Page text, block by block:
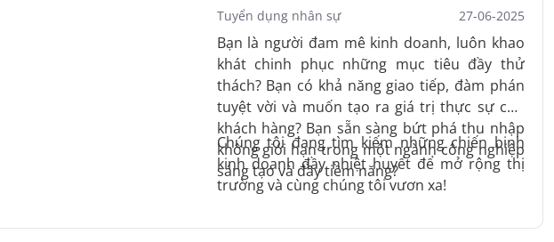
Tuyển dụng nhân sự 27-06-2025
Bạn là người đam mê kinh doanh, luôn khao
khát chinh phục những mục tiêu đầy thử
thách? Bạn có khả năng giao tiếp, đàm phán
tuyệt vời và muốn tạo ra giá trị thực sự cho
khách hàng? Bạn sẵn sàng bứt phá thu nhập
không giới hạn trong một ngành công nghiệp
sáng tạo và đầy tiềm năng?
Chúng tôi đang tìm kiếm những chiến binh
kinh doanh đầy nhiệt huyết để mở rộng thị
trường và cùng chúng tôi vươn xa!